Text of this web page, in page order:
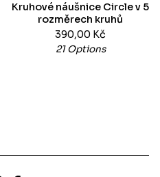
Kruhové náušnice Circle v 5
rozměrech kruhů
390,00 Kč
21 Options